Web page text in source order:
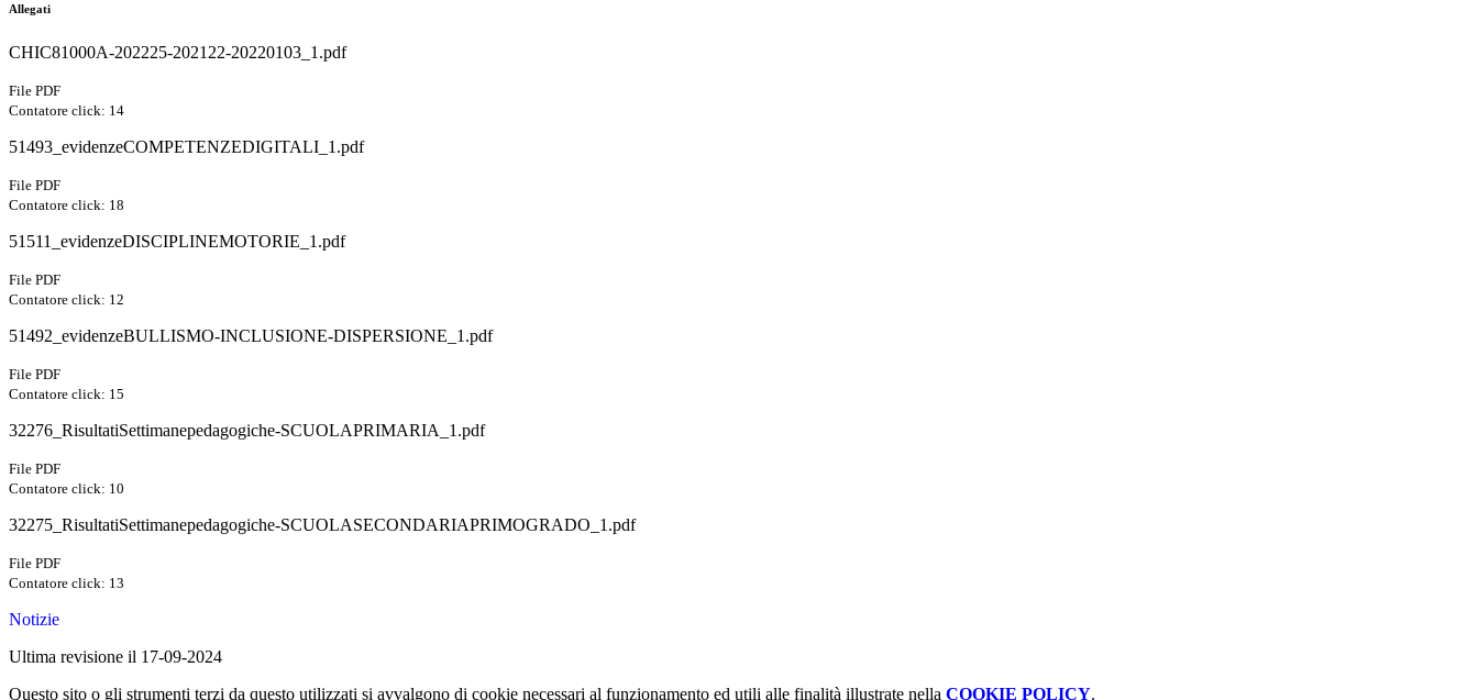
Allegati
CHIC81000A-202225-202122-20220103_1.pdf
File PDF
Contatore click: 14
51493_evidenzeCOMPETENZEDIGITALI_1.pdf
File PDF
Contatore click: 18
51511_evidenzeDISCIPLINEMOTORIE_1.pdf
File PDF
Contatore click: 12
51492_evidenzeBULLISMO-INCLUSIONE-DISPERSIONE_1.pdf
File PDF
Contatore click: 15
32276_RisultatiSettimanepedagogiche-SCUOLAPRIMARIA_1.pdf
File PDF
Contatore click: 10
32275_RisultatiSettimanepedagogiche-SCUOLASECONDARIAPRIMOGRADO_1.pdf
File PDF
Contatore click: 13
Notizie
Ultima revisione il 17-09-2024
Questo sito o gli strumenti terzi da questo utilizzati si avvalgono di cookie necessari al funzionamento ed utili alle finalità illustrate nella COOKIE POLICY.